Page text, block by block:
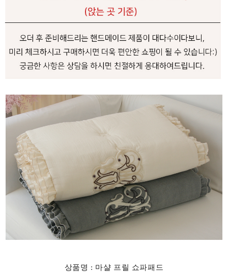
상품명 : 마샬 프릴 쇼파패드